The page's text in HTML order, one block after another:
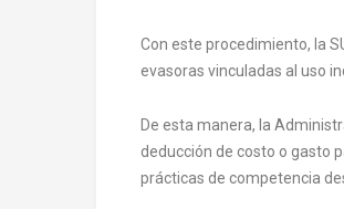
Con este procedimiento, la
evasoras vinculadas al uso
De esta manera, la
deducción de costo o gasto
prácticas de competencia